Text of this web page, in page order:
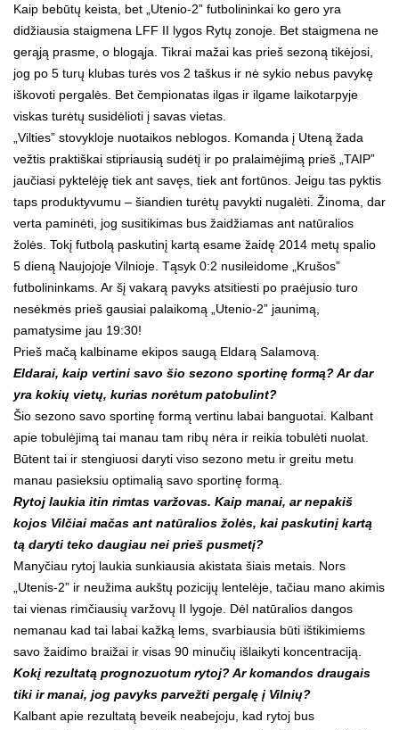
Kaip bebūtų keista, bet „Utenio-2” futbolininkai ko gero yra
didžiausia staigmena LFF II lygos Rytų zonoje. Bet staigmena ne
gerąją prasme, o blogąja. Tikrai mažai kas prieš sezoną tikėjosi,
jog po 5 turų klubas turės vos 2 taškus ir nė sykio nebus pavykę
iškovoti pergalės. Bet čempionatas ilgas ir ilgame laikotarpyje
viskas turėtų susidėlioti į savas vietas.
„Vilties” stovykloje nuotaikos neblogos. Komanda į Uteną žada
vežtis praktiškai stipriausią sudėtį ir po pralaimėjimą prieš „TAIP”
jaučiasi pyktelėję tiek ant savęs, tiek ant fortūnos. Jeigu tas pyktis
taps produktyvumu – šiandien turėtų pavykti nugalėti. Žinoma, dar
verta paminėti, jog susitikimas bus žaidžiamas ant natūralios
žolės. Tokį futbolą paskutinį kartą esame žaidę 2014 metų spalio
5 dieną Naujojoje Vilnioje. Tąsyk 0:2 nusileidome „Krušos”
futbolininkams. Ar šį vakarą pavyks atsitiesti po praėjusio turo
nesėkmės prieš gausiai palaikomą „Utenio-2” jaunimą,
pamatysime jau 19:30!
Prieš mačą kalbiname ekipos saugą Eldarą Salamovą.
Eldarai, kaip vertini savo šio sezono sportinę formą? Ar dar
yra kokių vietų, kurias norėtum patobulint?
Šio sezono savo sportinę formą vertinu labai banguotai. Kalbant
apie tobulėjimą tai manau tam ribų nėra ir reikia tobulėti nuolat.
Būtent tai ir stengiuosi daryti viso sezono metu ir greitu metu
manau pasieksiu optimalią savo sportinę formą.
Rytoj laukia itin rimtas varžovas. Kaip manai, ar nepakiš
kojos Vilčiai mačas ant natūralios žolės, kai paskutinį kartą
tą daryti teko daugiau nei prieš pusmetį?
Manyčiau rytoj laukia sunkiausia akistata šiais metais. Nors
„Utenis-2” ir neužima aukštų pozicijų lentelėje, tačiau mano akimis
tai vienas rimčiausių varžovų II lygoje. Dėl natūralios dangos
nemanau kad tai labai kažką lems, svarbiausia būti ištikimiems
savo žaidimo braižai ir visas 90 minučių išlaikyti koncentraciją.
Kokį rezultatą prognozuotum rytoj? Ar komandos draugais
tiki ir manai, jog pavyks parvežti pergalę į Vilnių?
Kalbant apie rezultatą beveik neabejoju, kad rytoj bus